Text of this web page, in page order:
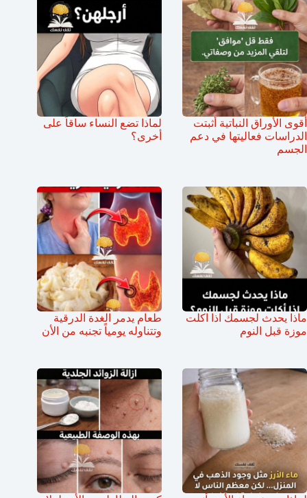
أقوى الأوراق النباتية أثبتت
الدراسات فعاليتها في دعم
الجسم
لماذا تضع النساء ساقاً على
أخرى؟
ماذا يحدث لجسمك اذا اكلت
موزة قبل النوم
طعام يدمر الغدة الدرقية
وتتناوله يومياً تجنبه من الأن